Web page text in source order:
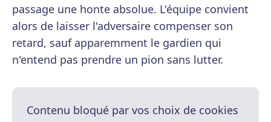
passage une honte absolue. L'équipe convient
alors de laisser l'adversaire compenser son
retard, sauf apparemment le gardien qui
n'entend pas prendre un pion sans lutter.
Contenu bloqué par vos choix de cookies